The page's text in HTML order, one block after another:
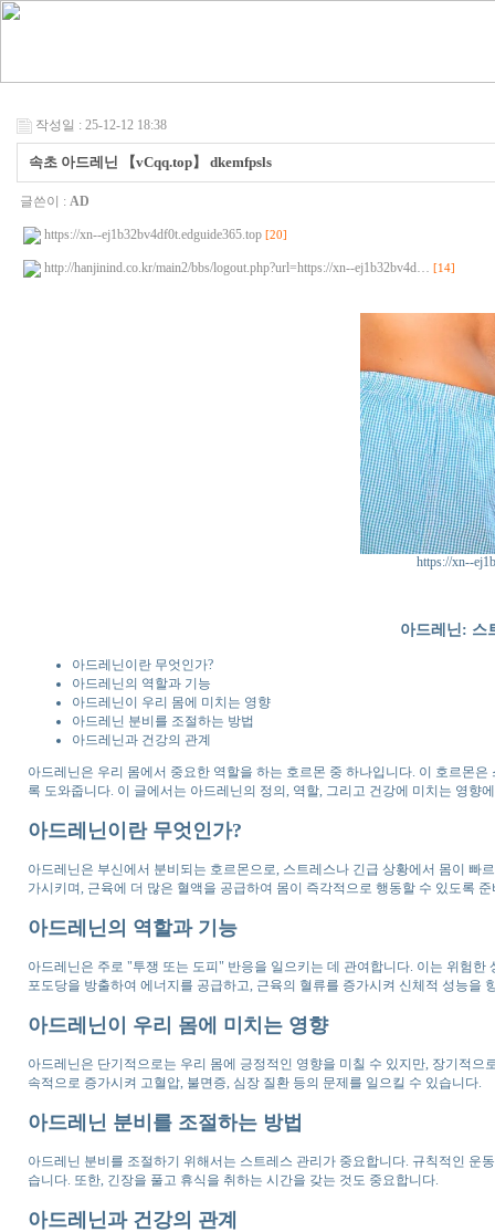
작성일 : 25-12-12 18:38
속초 아드레닌 【vCqq.top】 dkemfpsls
글쓴이 : AD
https://xn--ej1b32bv4df0t.edguide365.top [20]
http://hanjinind.co.kr/main2/bbs/logout.php?url=https://xn--ej1b32bv4d… [14]
https://xn--
아드레닌: 스
아드레닌이란 무엇인가?
아드레닌의 역할과 기능
아드레닌이 우리 몸에 미치는 영향
아드레닌 분비를 조절하는 방법
아드레닌과 건강의 관계
아드레닌은 우리 몸에서 중요한 역할을 하는 호르몬 중 하나입니다. 이 호르몬
록 도와줍니다. 이 글에서는 아드레닌의 정의, 역할, 그리고 건강에 미치는 영향
아드레닌이란 무엇인가?
아드레닌은 부신에서 분비되는 호르몬으로, 스트레스나 긴급 상황에서 몸이 빠
가시키며, 근육에 더 많은 혈액을 공급하여 몸이 즉각적으로 행동할 수 있도록
아드레닌의 역할과 기능
아드레닌은 주로 "투쟁 또는 도피" 반응을 일으키는 데 관여합니다. 이는 위험
포도당을 방출하여 에너지를 공급하고, 근육의 혈류를 증가시켜 신체적 성능을
아드레닌이 우리 몸에 미치는 영향
아드레닌은 단기적으로는 우리 몸에 긍정적인 영향을 미칠 수 있지만, 장기적
속적으로 증가시켜 고혈압, 불면증, 심장 질환 등의 문제를 일으킬 수 있습니다.
아드레닌 분비를 조절하는 방법
아드레닌 분비를 조절하기 위해서는 스트레스 관리가 중요합니다. 규칙적인 운
습니다. 또한, 긴장을 풀고 휴식을 취하는 시간을 갖는 것도 중요합니다.
아드레닌과 건강의 관계